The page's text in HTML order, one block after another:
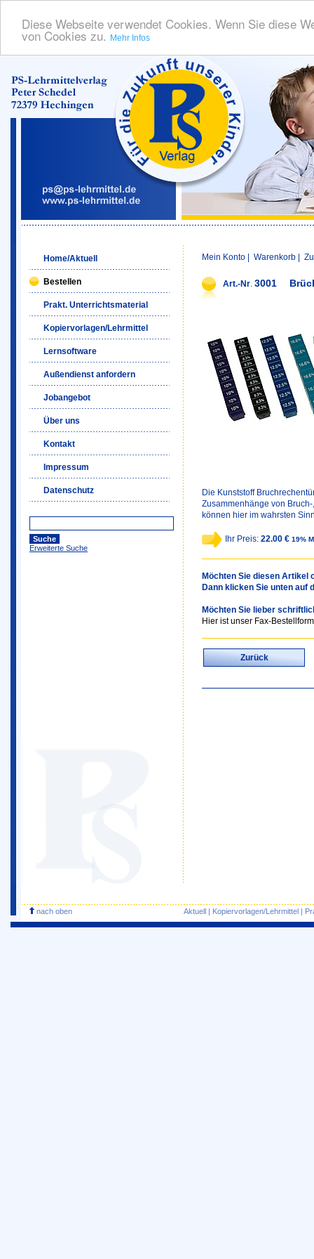
Diese Webseite verwendet Cookies. Wenn Sie diese
von Cookies zu. Mehr Infos
Home/Aktuell
Bestellen
Prakt. Unterrichtsmaterial
Kopiervorlagen/Lehrmittel
Lernsoftware
Außendienst anfordern
Jobangebot
Über uns
Kontakt
Impressum
Datenschutz
Erweiterte Suche
Mein Konto Warenkorb
Art.-Nr. 3001
Die Kunststoff
Zusammenhänge von
können hier im wahrsten
Ihr Preis: 22.00 € 19%
Möchten Sie diesen Artikel
Dann klicken Sie unten auf
Möchten Sie lieber
Hier ist unser Fax-
Zurück
nach oben Aktuell | Kopiervorlagen/Lehrmittel |